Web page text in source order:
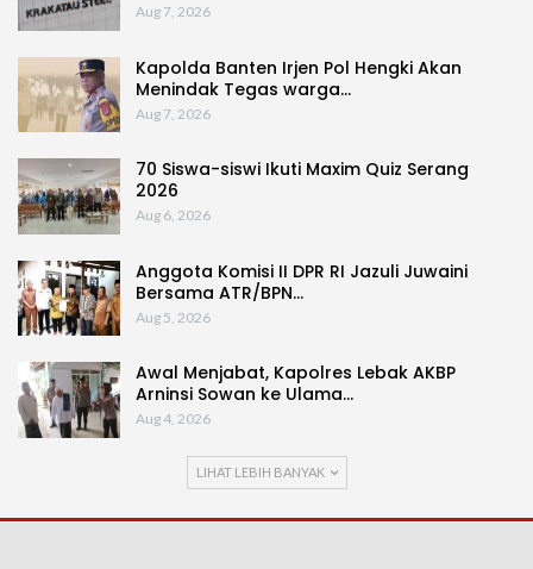
Aug 7, 2026
Kapolda Banten Irjen Pol Hengki Akan
Menindak Tegas warga…
Aug 7, 2026
70 Siswa-siswi Ikuti Maxim Quiz Serang
2026
Aug 6, 2026
Anggota Komisi II DPR RI Jazuli Juwaini
Bersama ATR/BPN…
Aug 5, 2026
Awal Menjabat, Kapolres Lebak AKBP
Arninsi Sowan ke Ulama…
Aug 4, 2026
LIHAT LEBIH BANYAK